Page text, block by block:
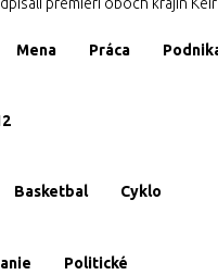
Mena Práca
Basketbal
Cyklo
Politické